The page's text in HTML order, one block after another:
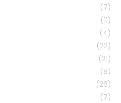
(7)
(11)
(4)
(22)
(21)
(8)
(26)
(7)